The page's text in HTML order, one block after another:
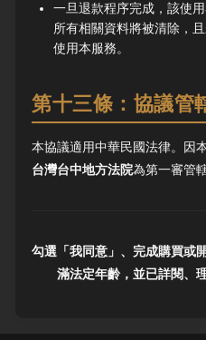
一旦退款程序完成，該使
所有相關資料將被清除，
使用本服務。
第十三條：協議管
本協議適用中華民國法律。因
台灣台中地方法院為第一審管
勾選「我同意」、完成購買或
滿法定年齡，並已詳閱、